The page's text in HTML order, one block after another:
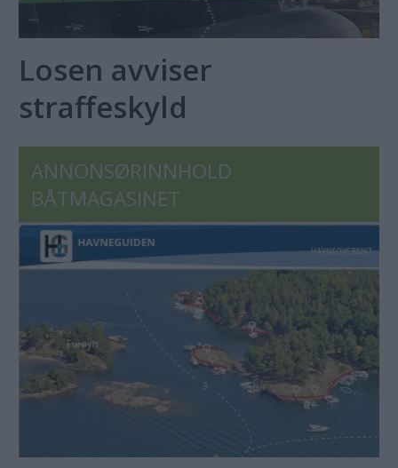
Losen avviser
straffeskyld
ANNONSØRINNHOLD
BÅTMAGASINET